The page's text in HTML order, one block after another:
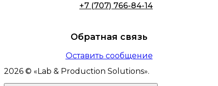
+7 (707) 766-84-14
Обратная связь
Оставить сообщение
2026 © « Lab & Production Solutions».